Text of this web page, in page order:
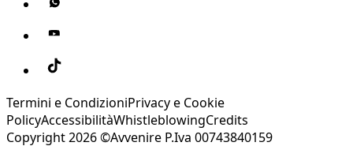
Termini e CondizioniPrivacy e Cookie
PolicyAccessibilitàWhistleblowingCredits
Copyright 2026 ©Avvenire P.Iva 00743840159